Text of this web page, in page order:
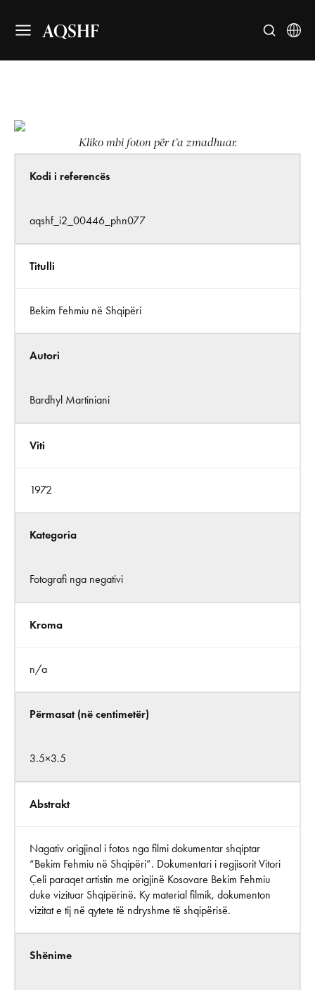
AQSHF
Kliko mbi foton për t’a zmadhuar.
Kodi i referencës
aqshf_i2_00446_phn077
Titulli
Bekim Fehmiu në Shqipëri
Autori
Bardhyl Martiniani
Viti
1972
Kategoria
Fotografi nga negativi
Kroma
n/a
Përmasat (në centimetër)
3.5×3.5
Abstrakt
Nagativ origjinal i fotos nga filmi dokumentar shqiptar
“Bekim Fehmiu në Shqipëri”. Dokumentari i regjisorit Vitori
Çeli paraqet artistin me origjinë Kosovare Bekim Fehmiu
duke vizituar Shqipërinë. Ky material filmik, dokumenton
vizitat e tij në qytete të ndryshme të shqipërisë.
Shënime